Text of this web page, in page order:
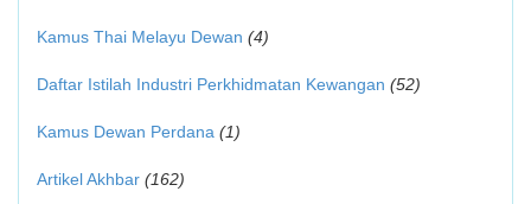
Kamus Thai Melayu Dewan (4)
Daftar Istilah Industri Perkhidmatan Kewangan (52)
Kamus Dewan Perdana (1)
Artikel Akhbar (162)